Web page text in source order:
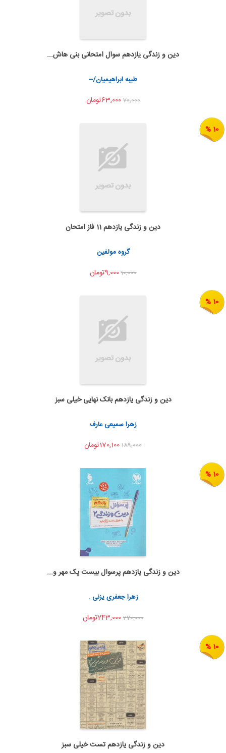
به من اطلاع بده
اشتراک گذاری
دین و زندگی یازدهم سوال امتحانی بنی هاش...
طیبه ابراهیمیان/--
70,00063,000تومان
10 %
به من اطلاع بده
اشتراک گذاری
دین و زندگی یازدهم 11 فاز امتحان
گروه مولفین
10,0009,000تومان
10 %
به من اطلاع بده
اشتراک گذاری
دین و زندگی یازدهم بانک نهایی خیلی سبز
زهرا سمیعی عارف
189,000
10 %
به من اطلاع بده
اشتراک گذاری
دین و زندگی یازدهم پرسوال بیست پک مهر و...
زهرا جعفری یزنی .
270,000243,000تومان
10 %
به من اطلاع بده
دین و زندگی یازدهم تست خیلی سبز